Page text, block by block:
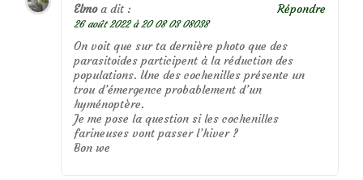
Elmo a dit :
26 août 2022 à 20 08 03 08038
On voit que sur ta dernière photo que des
parasitoides participent à la réduction des
populations. Une des cochenilles présente un
trou d’émergence probablement d’un
hyménoptère.
Je me pose la question si les cochenilles
farineuses vont passer l’hiver ?
Bon we
Répondre